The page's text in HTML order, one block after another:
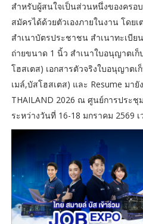
สำหรับผู้สนใจเป็นส่วนหนึ่งของครอบ
สมัครได้ด้วยตัวเองภายในงาน โดย
สำเนาบัตรประชาชน สำเนาทะเบี
ถ่ายขนาด 1 นิ้ว สำเนาใบอนุญาตเ
โฮสเตส) เอกสารตัวจริงใบอนุญาต
เมล์,บัสโฮสเตส) และ Resume มายั
THAILAND 2026 ณ ศูนย์การประ
ระหว่างวันที่ 16-18 มกราคม 2569